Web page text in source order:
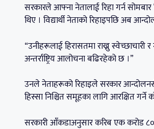
सरकारले आफ्ना नेतालाई रिहा गर्न
थिए । विद्यार्थी नेताको रिहाइपछि अब
“उनीहरूलाई हिरासतमा राख्नु
अन्तर्राष्ट्रिय आलोचना बढिरहेको छ ।”
उनले नेताहरूको रिहाइले सरकार
हिस्सा निश्चित समूहका लागि आरक्षित गर्ने
सरकारी आँकडाअनुसार करिब एक करोड